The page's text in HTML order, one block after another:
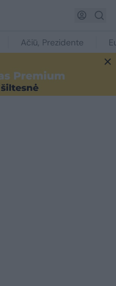
Ačiū, Prezidente